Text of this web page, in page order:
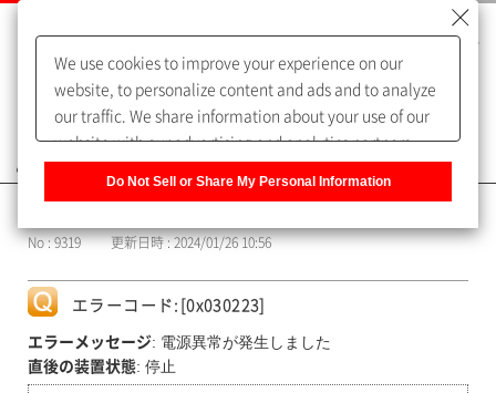
よくあるご質問（FAQ）
No : 9319 更新日時 : 2024/01/26 10:56
エラーコード:[0x030223]
エラーメッセージ: 電源異常が発生しました
直後の装置状態: 停止
We use cookies to improve your experience on our
website, to personalize content and ads and to analyze
our traffic. We share information about your use of our
website with our advertising and analytics partners,
of our sharing information about you with our partners.
Information] to customize your cookie settings on our
Do Not Sell or Share My Personal Information